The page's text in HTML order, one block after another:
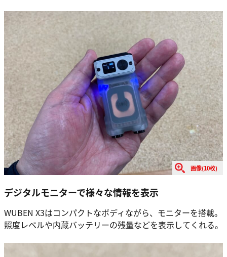
画像(10枚)
デジタルモニターで様々な情報を表示
WUBEN X3はコンパクトなボディながら、モニターを搭載。
照度レベルや内蔵バッテリーの残量などを表示してくれる。